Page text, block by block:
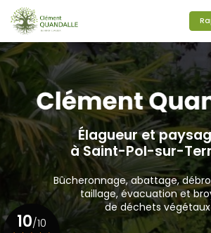
Aller
au
contenu
principal
Élagueur et
à Saint-Pol-sur-
Bûcheronnage, abattage,
taillage, évacuation et
de déchets végétaux
10/10